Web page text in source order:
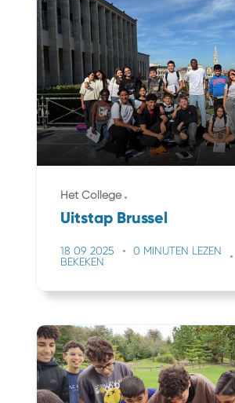
Het College
Uitstap Brussel
18 09 2025 0 MINUTEN LEZEN
BEKEKEN